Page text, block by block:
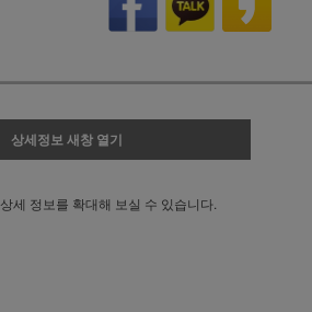
상세정보 새창 열기
상세 정보를 확대해 보실 수 있습니다.